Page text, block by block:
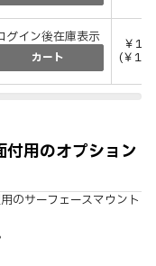
グイン後在庫表示
カート
￥
(￥
用のオプション
のサーフェースマウント